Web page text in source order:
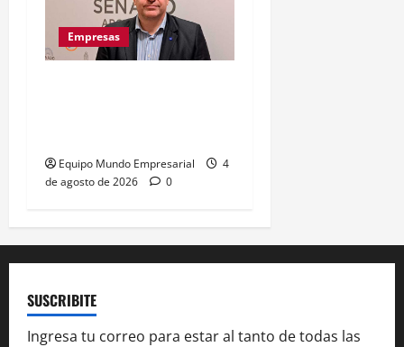
Empresas
Equipo Mundo Empresarial
4
de agosto de 2026
0
SUSCRIBITE
Ingresa tu correo para estar al tanto de todas las